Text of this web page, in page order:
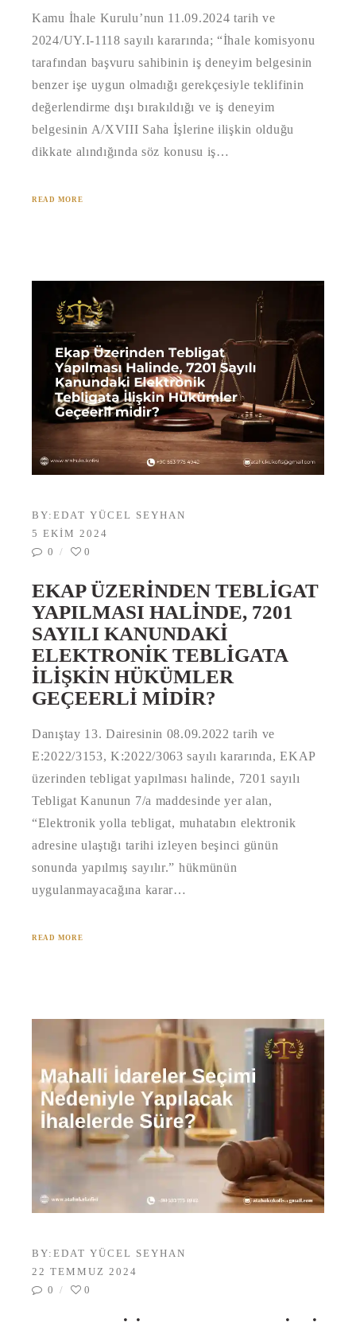
Kamu İhale Kurulu’nun 11.09.2024 tarih ve
2024/UY.I-1118 sayılı kararında; “İhale komisyonu
tarafından başvuru sahibinin iş deneyim belgesinin
benzer işe uygun olmadığı gerekçesiyle teklifinin
değerlendirme dışı bırakıldığı ve iş deneyim
belgesinin A/XVIII Saha İşlerine ilişkin olduğu
dikkate alındığında söz konusu iş…
READ MORE
BY: EDAT YÜCEL SEYHAN
5 EKIM 2024
0
0
EKAP ÜZERINDEN TEBLIGAT
YAPILMASI HALINDE, 7201
SAYILI KANUNDAKI
ELEKTRONIK TEBLIGATA
İLIŞKIN HÜKÜMLER
GEÇEERLI MIDIR?
Danıştay 13. Dairesinin 08.09.2022 tarih ve
E:2022/3153, K:2022/3063 sayılı kararında, EKAP
üzerinden tebligat yapılması halinde, 7201 sayılı
Tebligat Kanunun 7/a maddesinde yer alan,
“Elektronik yolla tebligat, muhatabın elektronik
adresine ulaştığı tarihi izleyen beşinci günün
sonunda yapılmış sayılır.” hükmünün
uygulanmayacağına karar…
READ MORE
BY: EDAT YÜCEL SEYHAN
22 TEMMUZ 2024
0
0